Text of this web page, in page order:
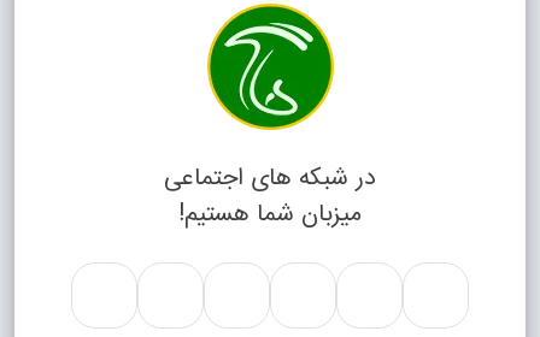
در شبکه های اجتماعی
میزبان شما هستیم!